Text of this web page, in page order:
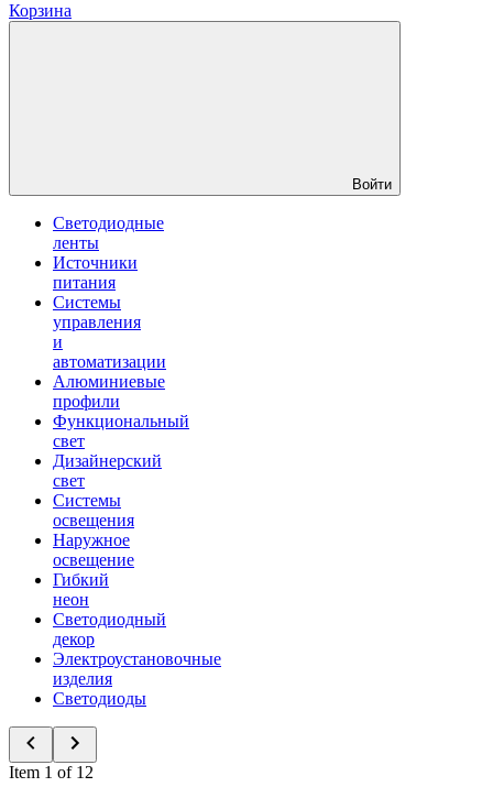
Корзина
Войти
Светодиодные
ленты
Источники
питания
Системы
управления
и
автоматизации
Алюминиевые
профили
Функциональный
свет
Дизайнерский
свет
Системы
освещения
Наружное
освещение
Гибкий
неон
Светодиодный
декор
Электроустановочные
изделия
Светодиоды
Item 1 of 12